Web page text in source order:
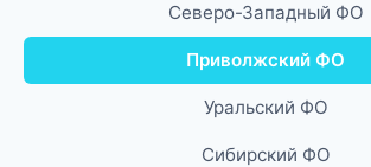
Северо-Западный ФО
Приволжский ФО
Уральский ФО
Сибирский ФО